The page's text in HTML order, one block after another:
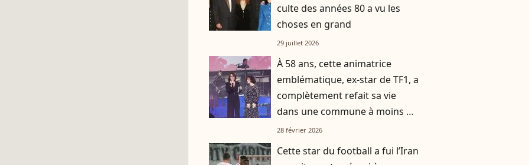
culte des années 80 a vu les
choses en grand
29 juillet 2026
À 58 ans, cette animatrice
emblématique, ex-star de TF1, a
complètement refait sa vie
dans une commune à moins de
deux heures d’avion de Paris
28 février 2026
Cette star du football a fui l’Iran